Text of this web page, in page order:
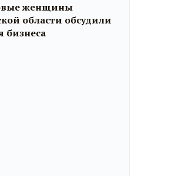
женщины
области обсудили
бизнеса